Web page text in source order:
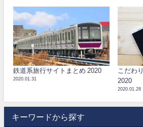
鉄道系旅行サイトまとめ 2020
2020.01.31
こだわ
2020
2020.01.28
キーワードから探す